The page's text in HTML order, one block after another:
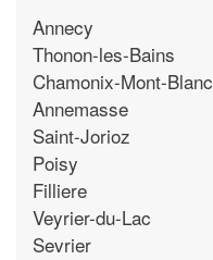
Annecy
Thonon-les-Bains
Chamonix-Mont-Blanc
Annemasse
Saint-Jorioz
Poisy
Filliere
Veyrier-du-Lac
Sevrier